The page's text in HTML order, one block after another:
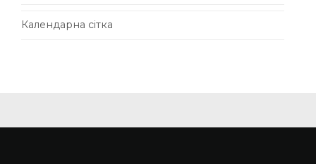
Календарна сітка